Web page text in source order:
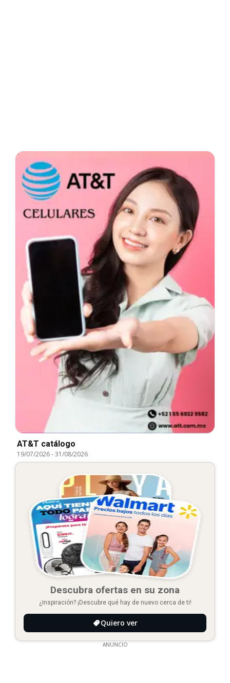
AT&T catálogo
19/07/2026-31/08/2026
Descubra ofertas en su zona
¿Inspiración? ¡Descubre qué hay de nuevo cerca de ti!
Quiero ver
ANUNCIO